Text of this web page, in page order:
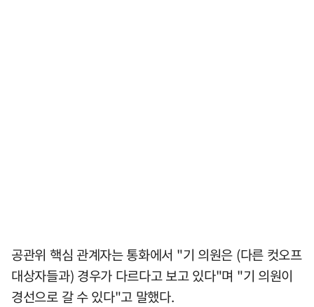
공관위 핵심 관계자는 통화에서 "기 의원은 (다른 컷오프
대상자들과) 경우가 다르다고 보고 있다"며 "기 의원이
경선으로 갈 수 있다"고 말했다.